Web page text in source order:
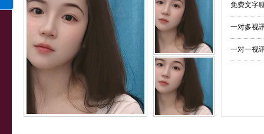
免费文字
一对多视
一对一视